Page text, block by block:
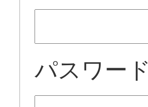
パスワード